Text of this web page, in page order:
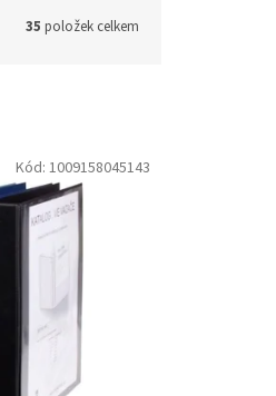
35 položek celkem
Kód: 1009158045143